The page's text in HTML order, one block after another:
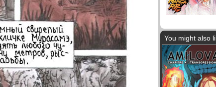
You might also